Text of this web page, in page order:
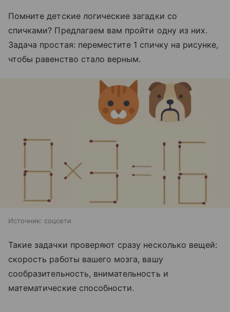
Помните детские логические загадки со
спичками? Предлагаем вам пройти одну из них.
Задача простая: переместите 1 спичку на рисунке,
чтобы равенство стало верным.
Источник: соцсети
Такие задачки проверяют сразу несколько вещей:
скорость работы вашего мозга, вашу
сообразительность, внимательность и
математические способности.